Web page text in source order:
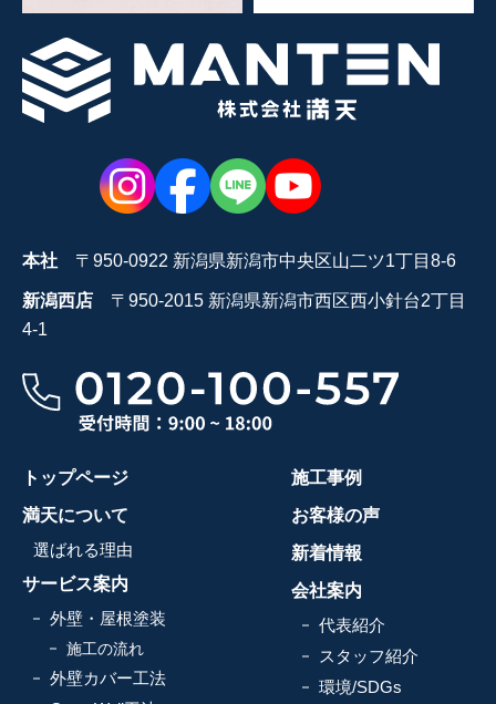
本社 〒950-0922 新潟県新潟市中央区山二ツ1丁目8-6
新潟西店 〒950-2015 新潟県新潟市西区西小針台2丁目
4-1
トップページ
満天について
選ばれる理由
サービス案内
外壁・屋根塗装
施工の流れ
外壁カバー工法
施工事例
お客様の声
新着情報
会社案内
代表紹介
スタッフ紹介
環境/SDGs